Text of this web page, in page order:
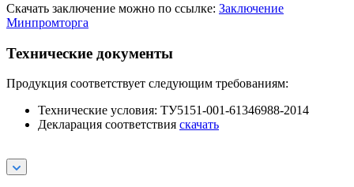
Скачать заключение можно по ссылке: Заключение
Минпромторга
Технические документы
Продукция соответствует следующим требованиям:
Технические условия: ТУ5151-001-61346988-2014
Декларация соответствия скачать